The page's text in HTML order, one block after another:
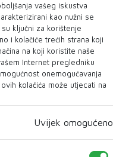
Superkup
između Borca i Zrinjskog,
vašeg iskustva
kao nužni se
ključni za korištenje
i kolačiće trećih strana koji
na koji koristite naše
Internet pregledniku
onemogućavanja
kolačića može utjecati na
Uvijek omogućeno